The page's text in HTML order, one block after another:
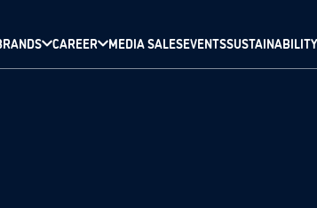
CAREER MEDIA SALESEVENTSSUSTAINABILITY